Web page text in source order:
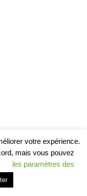
votre expérience.
mais vous pouvez
les paramètres des